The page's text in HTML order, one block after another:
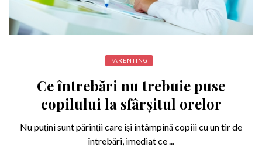
PARENTING
Ce întrebări nu trebuie puse
copilului la sfârșitul orelor
Nu puţini sunt părinţii care îşi întâmpină copiii cu un tir de
întrebări, imediat ce ...